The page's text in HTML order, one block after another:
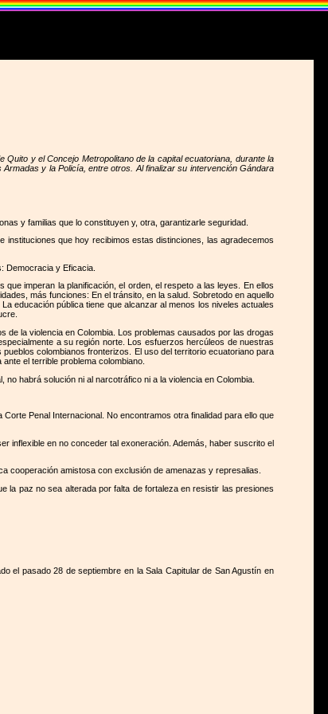
y el Concejo Metropolitano de la capital ecuatoriana, durante la
y la Policía, entre otros. Al finalizar su intervención Gándara
y familias que lo constituyen y, otra, garantizarle seguridad.
instituciones que hoy recibimos estas distinciones, las agradecemos
Democracia y Eficacia.
imperan la planificación, el orden, el respeto a las leyes. En ellos
más funciones: En el tránsito, en la salud. Sobretodo en aquello
educación pública tiene que alcanzar al menos los niveles actuales
de la violencia en Colombia. Los problemas causados por las drogas
a su región norte. Los esfuerzos hercúleos de nuestras
colombianos fronterizos. El uso del territorio ecuatoriano para
el terrible problema colombiano.
habrá solución ni al narcotráfico ni a la violencia en Colombia.
Penal Internacional. No encontramos otra finalidad para ello que
inflexible en no conceder tal exoneración. Además, haber suscrito el
cooperación amistosa con exclusión de amenazas y represalias.
la paz no sea alterada por falta de fortaleza en resistir las presiones
el pasado 28 de septiembre en la Sala Capitular de San Agustín en